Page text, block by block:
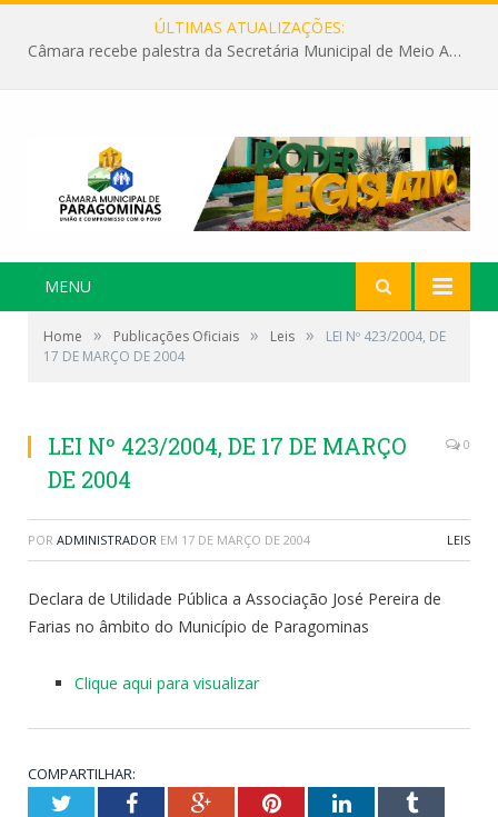
ÚLTIMAS ATUALIZAÇÕES:
Câmara recebe palestra da Secretária Municipal de Meio Ambiente sobre as ações da “SEMANA DO MEIO AMBIENTE”
MENU
Home » Publicações Oficiais » Leis »
LEI Nº 423/2004, DE
17 DE MARÇO DE 2004
LEI Nº 423/2004, DE 17 DE MARÇO
DE 2004
0
POR ADMINISTRADOR EM 17 DE MARÇO DE 2004 LEIS
Declara de Utilidade Pública a Associação José Pereira de
Farias no âmbito do Município de Paragominas
Clique aqui para visualizar
COMPARTILHAR:
TwitterFacebookGoogle+PinterestLinkedInTumblr